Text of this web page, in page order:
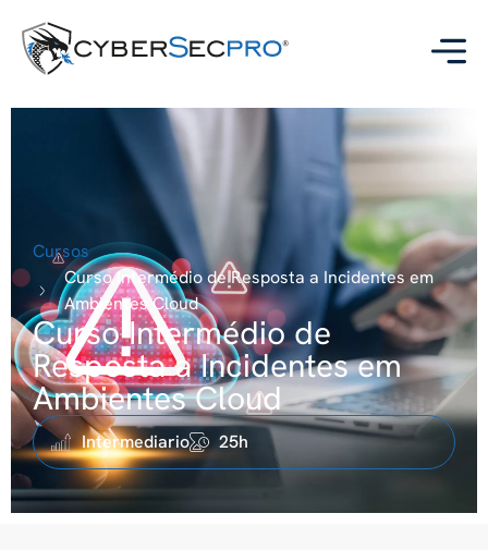
Cursos
Curso Intermédio de Resposta a Incidentes em
Ambientes Cloud
Curso Intermédio de
Resposta a Incidentes em
Ambientes Cloud
Intermediario 25h